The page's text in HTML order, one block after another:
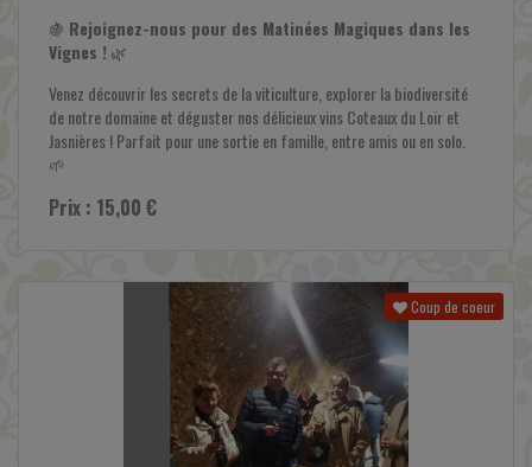
🍇 Rejoignez-nous pour des Matinées Magiques dans les
Vignes ! 🌿
Venez découvrir les secrets de la viticulture, explorer la biodiversité
de notre domaine et déguster nos délicieux vins Coteaux du Loir et
Jasnières ! Parfait pour une sortie en famille, entre amis ou en solo.
🌱
Prix : 15,00 €
Coup de coeur